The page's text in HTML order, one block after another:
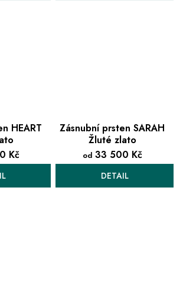
HEART
Kč
Zásnubní prsten SARAH
Žluté zlato
od33 500 Kč
DETAIL